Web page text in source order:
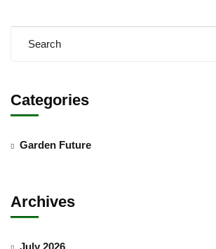
Categories
Garden Future
Archives
July 2026